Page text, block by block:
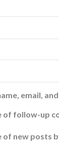
email,
of follow-up
new posts